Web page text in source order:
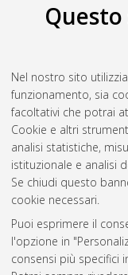
Nel nostro sito
funzionamento, sia
facoltativi che potrai
Cookie e altri
analisi statistiche,
istituzionale e analisi
Se chiudi questo
cookie necessari.
Puoi esprimere il
l'opzione in
consensi più specifici
Survey of
Mater Studiorum
Architettura, 26
Questa lista e'
Atom
Rss 1.0
Rss 2.0